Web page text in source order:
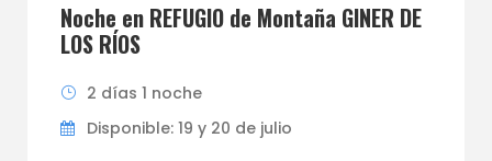
Noche en REFUGIO de Montaña GINER DE
LOS RÍOS
2 días 1 noche
Disponible: 19 y 20 de julio